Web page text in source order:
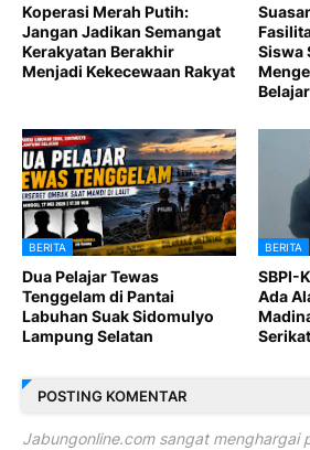
Koperasi Merah Putih:
Jangan Jadikan Semangat
Kerakyatan Berakhir
Menjadi Kekecewaan Rakyat
Siswa
Belajar
BERITA
Dua Pelajar Tewas
Tenggelam di Pantai
Labuhan Suak Sidomulyo
Lampung Selatan
BERITA
SBPI-
Ada
POSTING KOMENTAR
Jabungonline.com sangat menghargai